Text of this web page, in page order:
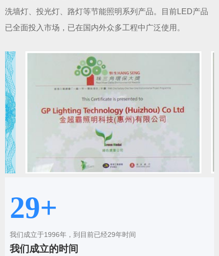
洗墙灯、投光灯、路灯等节能照明系列产品。目前LED产品
已全面投入市场，已在国内外众多工程中广泛使用。
29+
我们成立于1996年，到目前已经29年时间
我们成立的时间